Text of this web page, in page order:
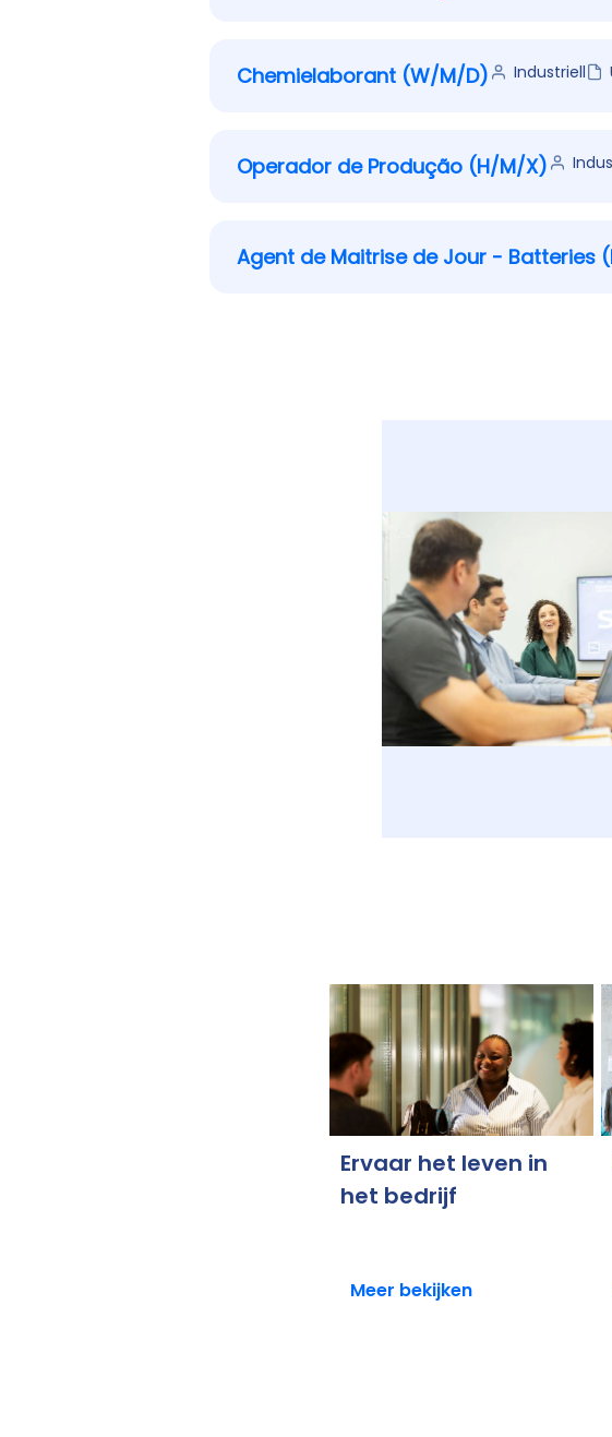
Chemielaborant (W/M/D) Industriell
Operador de Produção (H/M/X)
Agent de Maitrise de Jour - Batteries
Ervaar het leven in
het bedrijf
Meer bekijken